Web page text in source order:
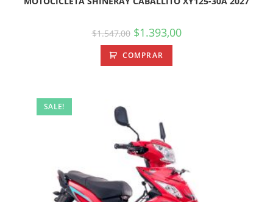
$1.547,00 $1.393,00
COMPRAR
SALE!